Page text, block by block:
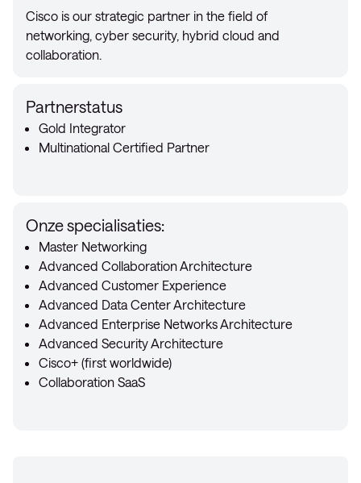
Cisco is our strategic partner in the field of
networking, cyber security, hybrid cloud and
collaboration.
Partnerstatus
Gold Integrator
Multinational Certified Partner
Onze specialisaties:
Master Networking
Advanced Collaboration Architecture
Advanced Customer Experience
Advanced Data Center Architecture
Advanced Enterprise Networks Architecture
Advanced Security Architecture
Cisco+ (first worldwide)
Collaboration SaaS